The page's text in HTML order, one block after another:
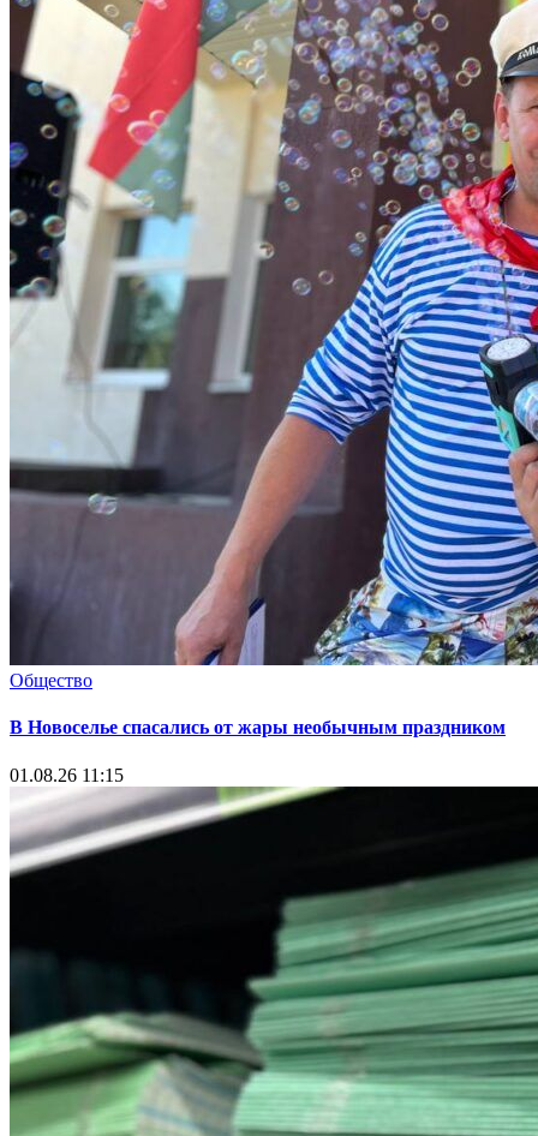
Общество
В Новоселье спасались от жары необычным праздником
01.08.26 11:15